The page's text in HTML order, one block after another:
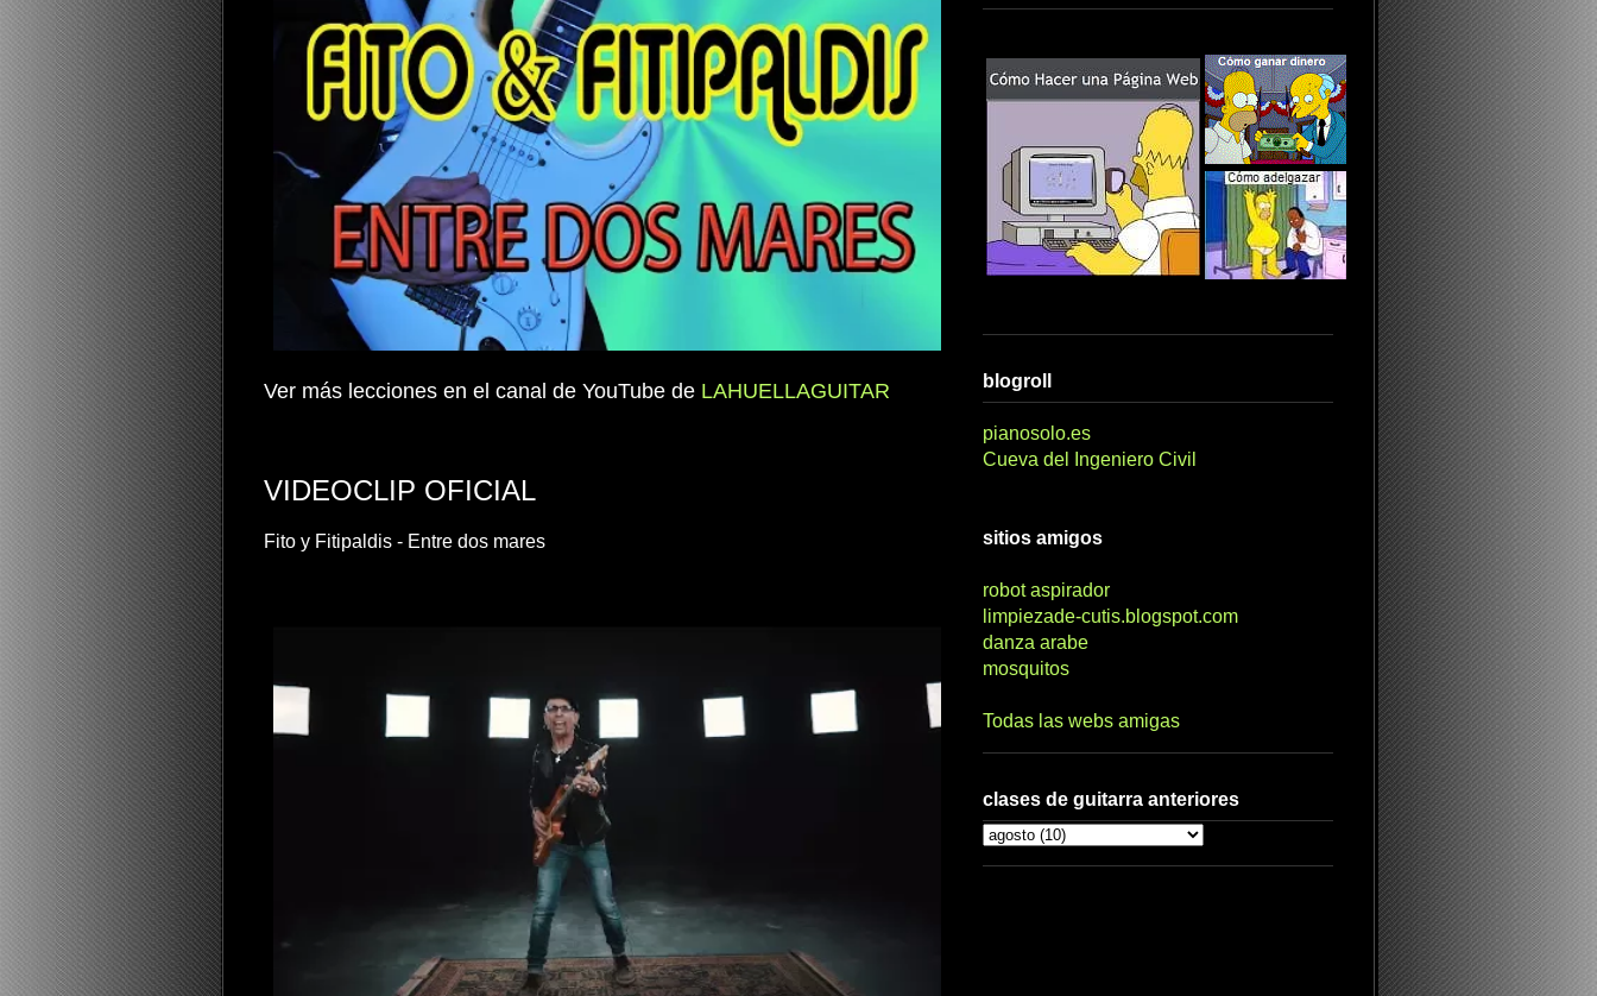
Ver más lecciones en el canal de YouTube de LAHUELLAGUITAR
VIDEOCLIP OFICIAL
Fito y Fitipaldis - Entre dos mares
blogroll
pianosolo.es
Cueva del Ingeniero Civil
sitios amigos
robot aspirador
limpiezade-cutis.blogspot.com
danza arabe
mosquitos
Todas las webs amigas
clases de guitarra anteriores